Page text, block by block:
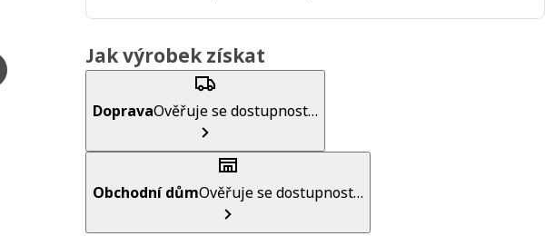
Jak výrobek získat
DopravaOvěřuje se dostupnost…
Obchodní důmOvěřuje se dostupnost…